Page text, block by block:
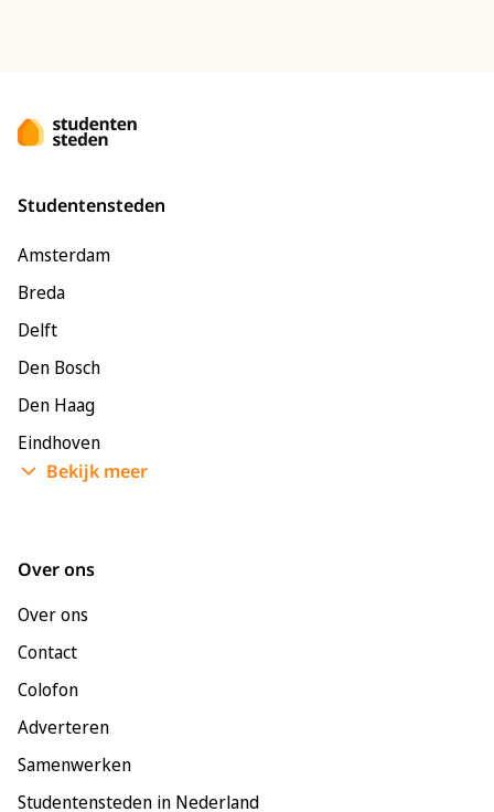
Studentensteden
Amsterdam
Breda
Delft
Den Bosch
Den Haag
Eindhoven
Enschede
Bekijk meer
Over ons
Over ons
Contact
Colofon
Adverteren
Samenwerken
Studentensteden in Nederland